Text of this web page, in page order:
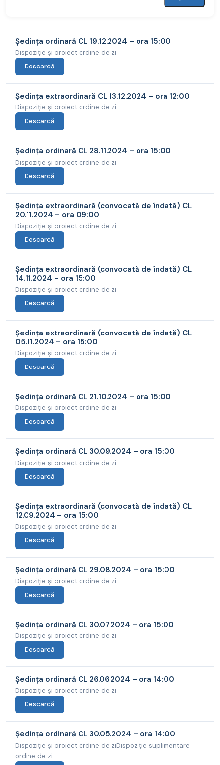
Ședința ordinară CL 19.12.2024 – ora 15:00
Dispoziție și proiect ordine de zi
Descarcă
Ședința extraordinară CL 13.12.2024 – ora 12:00
Dispoziție și proiect ordine de zi
Descarcă
Ședința ordinară CL 28.11.2024 – ora 15:00
Dispoziție și proiect ordine de zi
Descarcă
Ședința extraordinară (convocată de îndată) CL
20.11.2024 – ora 09:00
Dispoziție și proiect ordine de zi
Descarcă
Ședința extraordinară (convocată de îndată) CL
14.11.2024 – ora 15:00
Dispoziție și proiect ordine de zi
Descarcă
Ședința extraordinară (convocată de îndată) CL
05.11.2024 – ora 15:00
Dispoziție și proiect ordine de zi
Descarcă
Ședința ordinară CL 21.10.2024 – ora 15:00
Dispoziție și proiect ordine de zi
Descarcă
Ședința ordinară CL 30.09.2024 – ora 15:00
Dispoziție și proiect ordine de zi
Descarcă
Ședința extraordinară (convocată de îndată) CL
12.09.2024 – ora 15:00
Dispoziție și proiect ordine de zi
Descarcă
Ședința ordinară CL 29.08.2024 – ora 15:00
Dispoziție și proiect ordine de zi
Descarcă
Ședința ordinară CL 30.07.2024 – ora 15:00
Dispoziție și proiect ordine de zi
Descarcă
Ședința ordinară CL 26.06.2024 – ora 14:00
Dispoziție și proiect ordine de zi
Descarcă
Ședința ordinară CL 30.05.2024 – ora 14:00
Dispoziție și proiect ordine de ziDispoziție suplimentare
ordine de zi